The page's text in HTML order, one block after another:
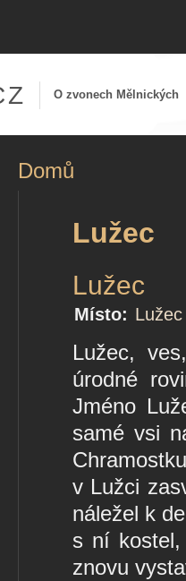
O zvonech Mělnických
Domů
Lužec
Lužec
Místo: Lužec
Lužec,
úrodné
Jméno
samé vsi
v Lužci
náležel k
s ní kostel,
znovu